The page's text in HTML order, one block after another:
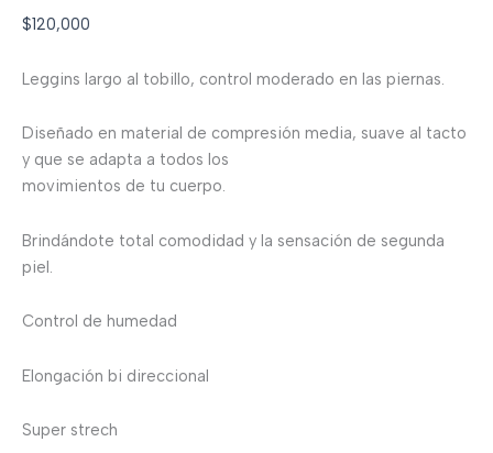
$120,000
Leggins largo al tobillo, control moderado en las piernas.
Diseñado en material de compresión media, suave al tacto
y que se adapta a todos los
movimientos de tu cuerpo.
Brindándote total comodidad y la sensación de segunda
piel.
Control de humedad
Elongación bi direccional
Super strech